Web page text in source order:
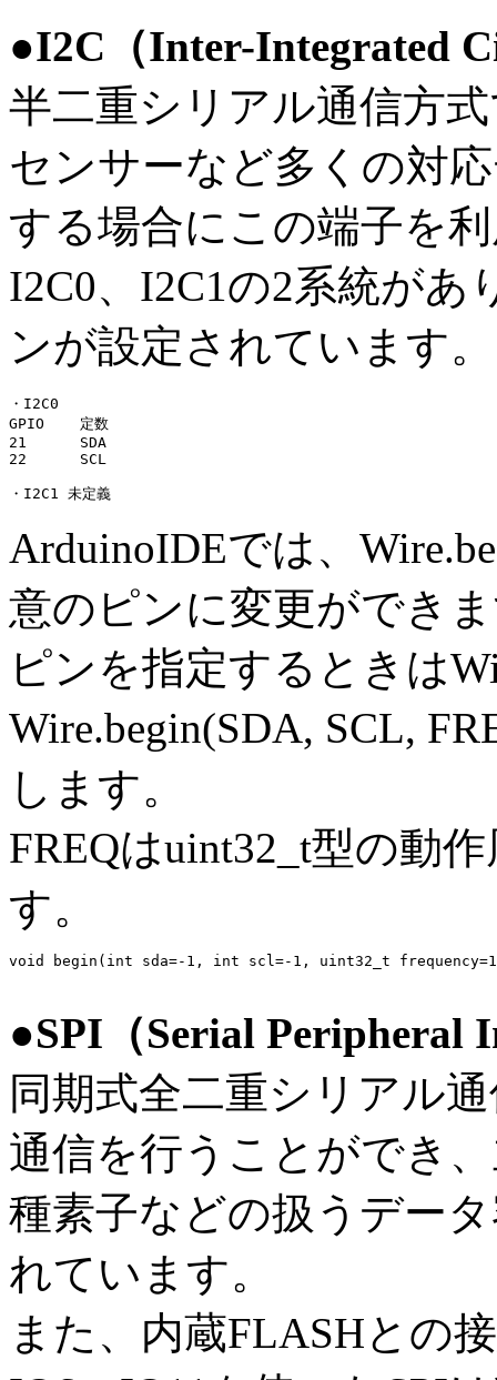
●I2C（Inter-Integrated
半二重シリアル通信方
センサーなど多くの対
する場合にこの端子を
I2C0、I2C1の2系統が
ンが設定されています。
・I2C0
GPIO	定数
21	SDA
22	SCL
ArduinoIDEでは、
意のピンに変更ができ
ピンを指定するときは
Wire.begin(SDA, SCL,
します。
FREQはuint32_t型の動
す。
void begin(int sda=-1, int scl=-1, uint32_t
●SPI（Serial Peripheral
同期式全二重シリアル
通信を行うことができ
種素子などの扱うデー
れています。
また、内蔵FLASHとの